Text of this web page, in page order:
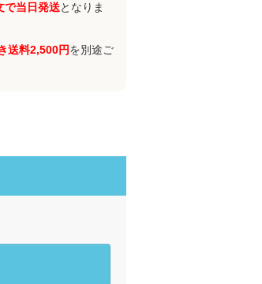
で当日発送となりま
送料2,500円を別途ご